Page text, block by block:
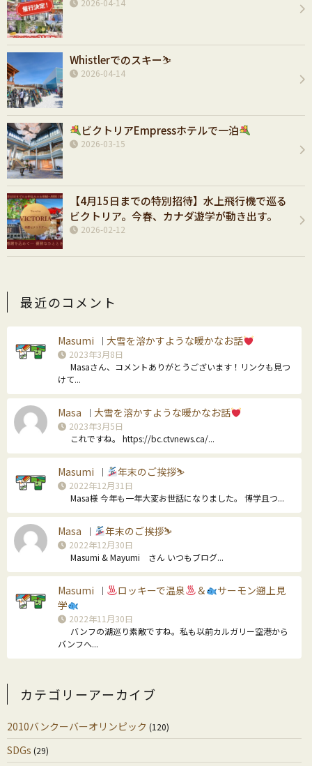
Whistlerでのスキー⛷️
2026-04-14
ビクトリアEmpressホテルで一泊
2026-03-15
【4月15日までの特別招待】水上飛行機で巡る
ビクトリア。今春、カナダ遊学が動き出す。
2026-02-12
最近のコメント
Masumi ｜ 大雪を溶かすような暖かなお話
2023年3月8日
Masaさん、コメントありがとうございます！リンクも見つ
けて...
Masa ｜ 大雪を溶かすような暖かなお話
2023年3月5日
これですね。 https://bc.ctvnews.ca/...
Masumi ｜ 年末のご挨拶⛷
2022年12月31日
Masa様 今年も一年大変お世話になりました。 博学且つ...
Masa ｜ 年末のご挨拶⛷
2022年12月30日
Masumi & Mayumi さん いつもブログ...
Masumi ｜ ロッキーで温泉 ＆
サーモン遡上見
学
2022年11月30日
バンフの湖巡り素敵ですね。私も以前カルガリー空港から
バンフへ...
カテゴリーアーカイブ
2010バンクーバーオリンピック (120)
SDGs (29)